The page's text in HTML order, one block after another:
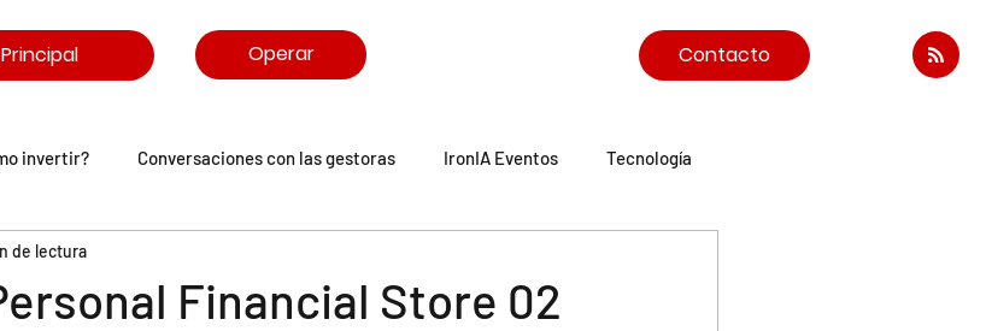
Operar Contacto
invertir? Conversaciones con las gestoras IronIA Eventos Tecnología
Comunidad IronIA
Financial Store 02
de lectura